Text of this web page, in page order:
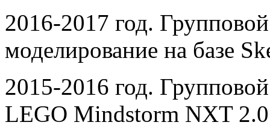
2016-2017 год.
моделирование на базе
2015-2016 год.
LEGO Mindstorm NXT 2.0